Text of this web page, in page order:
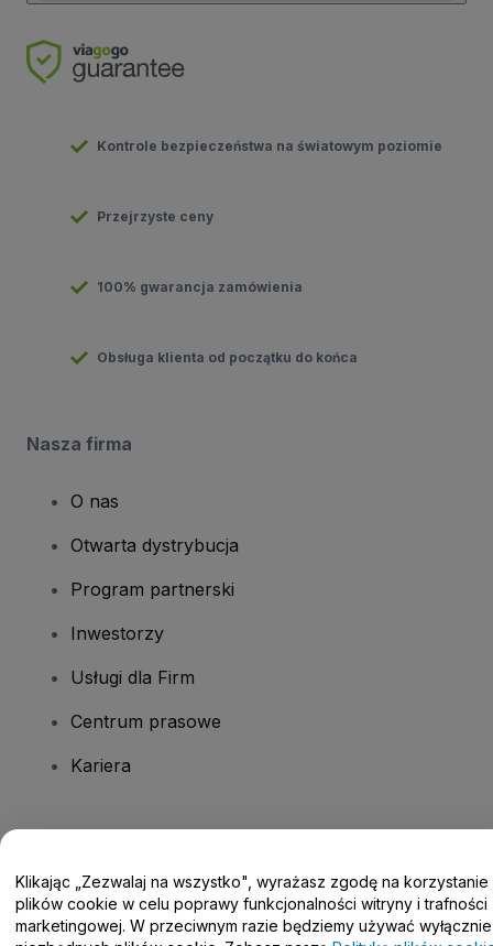
Kontrole bezpieczeństwa na światowym poziomie
Przejrzyste ceny
100% gwarancja zamówienia
Obsługa klienta od początku do końca
Nasza firma
O nas
Otwarta dystrybucja
Program partnerski
Inwestorzy
Usługi dla Firm
Centrum prasowe
Kariera
Centrum pomocy / Skontaktuj się z nami
Klikając „Zezwalaj na wszystko", wyrażasz zgodę na korzystanie
plików cookie w celu poprawy funkcjonalności witryny i trafności
marketingowej. W przeciwnym razie będziemy używać wyłącznie